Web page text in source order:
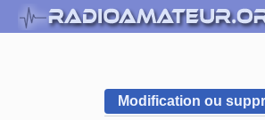
Modification ou